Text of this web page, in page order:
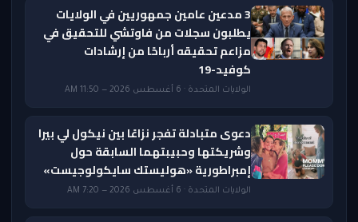
3 مدعين عامين جمهوريين في الولايات
يطلبون سجلات من فاوتشي للتحقيق في
مزاعم تحقيقه أرباحًا من إرشادات
كوفيد-19
الولايات المتحدة · 6 أغسطس 2026 — 11:50 AM
دعوى متبادلة تفجر نزاعًا بين نيكول لي بيرا
وشريكتها وحبيبتهما السابقة حول
إمبراطورية «هوليستك سايكولوجيست»
الولايات المتحدة · 6 أغسطس 2026 — 7:20 AM